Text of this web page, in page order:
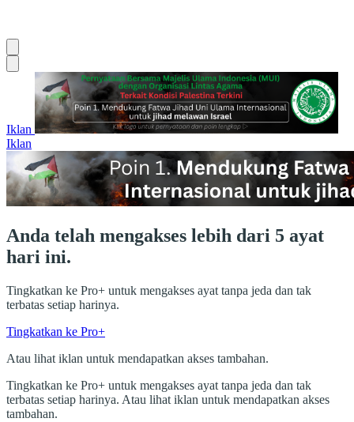
Iklan
Iklan
Anda telah mengakses lebih dari 5 ayat
hari ini.
Tingkatkan ke Pro+ untuk mengakses ayat tanpa jeda dan tak
terbatas setiap harinya.
Tingkatkan ke Pro+
Atau lihat iklan untuk mendapatkan akses tambahan.
Tingkatkan ke Pro+ untuk mengakses ayat tanpa jeda dan tak
terbatas setiap harinya. Atau lihat iklan untuk mendapatkan akses
tambahan.